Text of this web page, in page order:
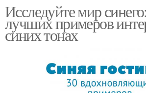
Исследуйте мир
лучших примеров
синих тонах